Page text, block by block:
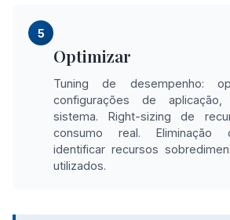
5
Optimizar
Tuning de desempenho:
configurações de
sistema. Right-sizing de
consumo real. Eliminação
identificar recursos
utilizados.